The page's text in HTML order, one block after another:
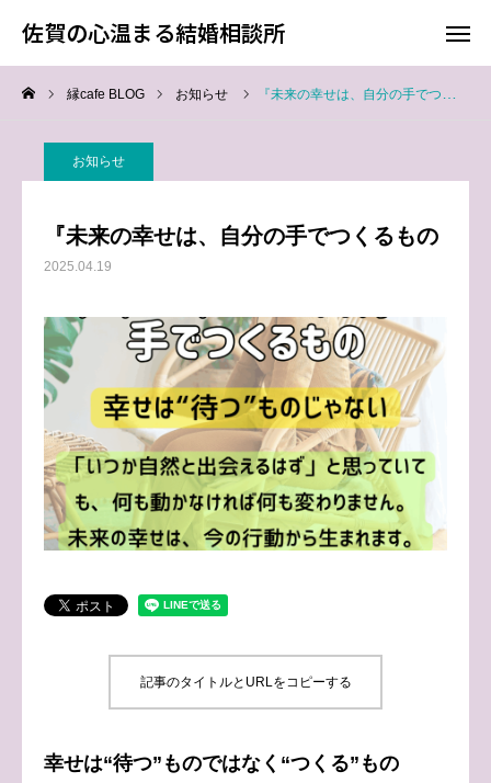
佐賀の心温まる結婚相談所
縁cafe BLOG お知らせ 『未来の幸せは、自分の手でつくるもの
お知らせ
『未来の幸せは、自分の手でつくるもの
2025.04.19
記事のタイトルとURLをコピーする
幸せは“待つ”ものではなく“つくる”もの
佐賀の心温まる結婚相談所
料金
TOP
成婚までの流れ
会員様からの喜びの声
よくあるご質問
ブログ